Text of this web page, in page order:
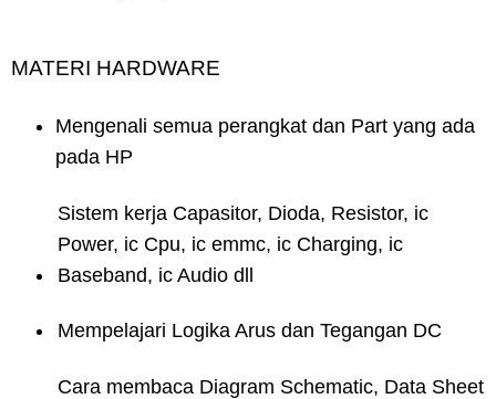
MATERI HARDWARE
Mengenali semua perangkat dan Part yang ada
pada HP
Sistem kerja Capasitor, Dioda, Resistor, ic
Power, ic Cpu, ic emmc, ic Charging, ic
Baseband, ic Audio dll
Mempelajari Logika Arus dan Tegangan DC
Cara membaca Diagram Schematic, Data Sheet